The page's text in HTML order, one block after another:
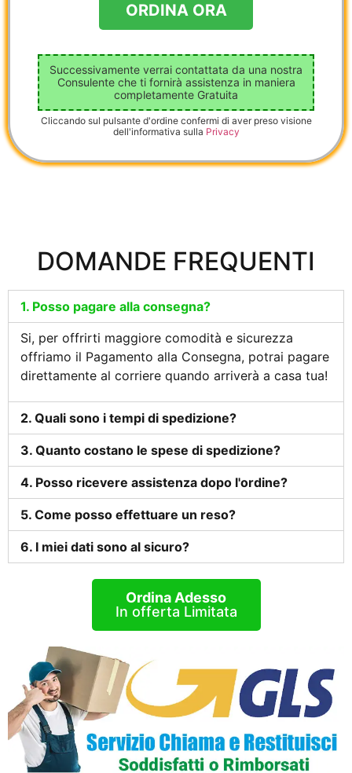
Successivamente verrai contattata da una nostra
Consulente che ti fornirà assistenza in maniera
completamente Gratuita
Cliccando sul pulsante d'ordine confermi di aver preso visione
dell'informativa sulla Privacy
DOMANDE FREQUENTI
1. Posso pagare alla consegna?
Si, per offrirti maggiore comodità e sicurezza
offriamo il Pagamento alla Consegna, potrai pagare
direttamente al corriere quando arriverà a casa tua!
2. Quali sono i tempi di spedizione?
3. Quanto costano le spese di spedizione?
4. Posso ricevere assistenza dopo l'ordine?
5. Come posso effettuare un reso?
6. I miei dati sono al sicuro?
Ordina Adesso
In offerta Limitata